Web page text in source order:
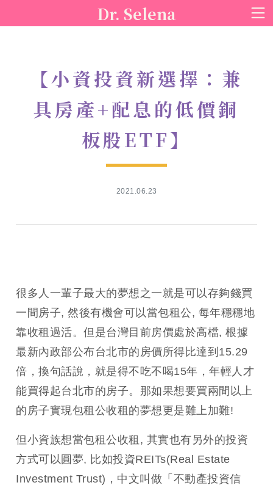
Dr. Selena
【小資投資新選擇：兼
具房產+配息的低價銅
板股ETF】
2021.06.23
很多人一輩子最大的夢想之一就是可以存夠錢買
一間房子, 然後有機會可以當包租公, 每年穩穩地
靠收租過活。但是台灣目前房價處於高檔, 根據
最新內政部公布台北市的房價所得比達到15.29
倍，換句話說，就是得不吃不喝15年，年輕人才
能買得起台北市的房子。那如果想要買兩間以上
的房子實現包租公收租的夢想更是難上加難!
但小資族想當包租公收租, 其實也有另外的投資
方式可以圓夢, 比如投資REITs(Real Estate
Investment Trust)，中文叫做「不動產投資信